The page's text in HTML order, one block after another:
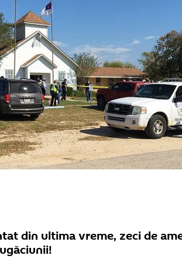
din ultima vreme, zeci de